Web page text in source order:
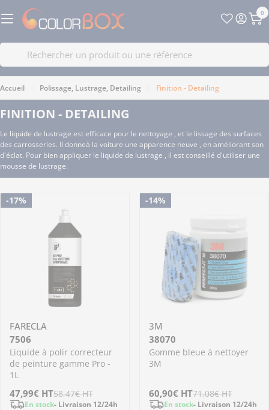
au
Recherche
0
Accueil Polissage, Lustrage, Detailing Finition - Detailing
FINITION - DETAILING
Le liquide de lustrage est efficace pour le nettoyage , et le lissage des surfaces
des carrosseries. Il donneà la voiture une apparence neuve , en améliorant son
d'éclat. Pour bien appliquer le liquide de lustrage , il est conseillé d'utiliser une
mousse de lustrage.
-17%
FARECLA
7506
Liquide à polir correcteur
de peinture gamme Pro -
1L
Prix
47,99€ HT
Prix
58,47€HT
En stock- Livraison 12/24h
-14%
3M
38070
Gomme bleue à nettoyer
3M
Prix
60,90€ HT
Prix
71,08€HT
En stock- Livraison 12/24h